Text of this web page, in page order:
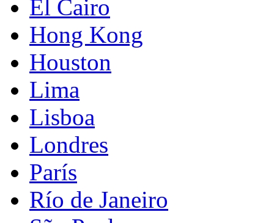
El Cairo
Hong Kong
Houston
Lima
Lisboa
Londres
París
Río de Janeiro